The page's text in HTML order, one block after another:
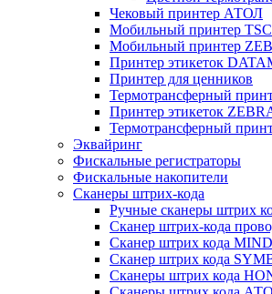
Чековый принтер АТОЛ
Мобильный принтер TSC
Мобильный принтер
Принтер этикеток
Принтер для ценников
Термотрансферный
Принтер этикеток
Термотрансферный
Эквайринг
Фискальные регистраторы
Фискальные накопители
Сканеры штрих-кода
Ручные сканеры штрих
Сканер штрих-кода
Сканер штрих кода
Сканер штрих кода
Сканеры штрих кода